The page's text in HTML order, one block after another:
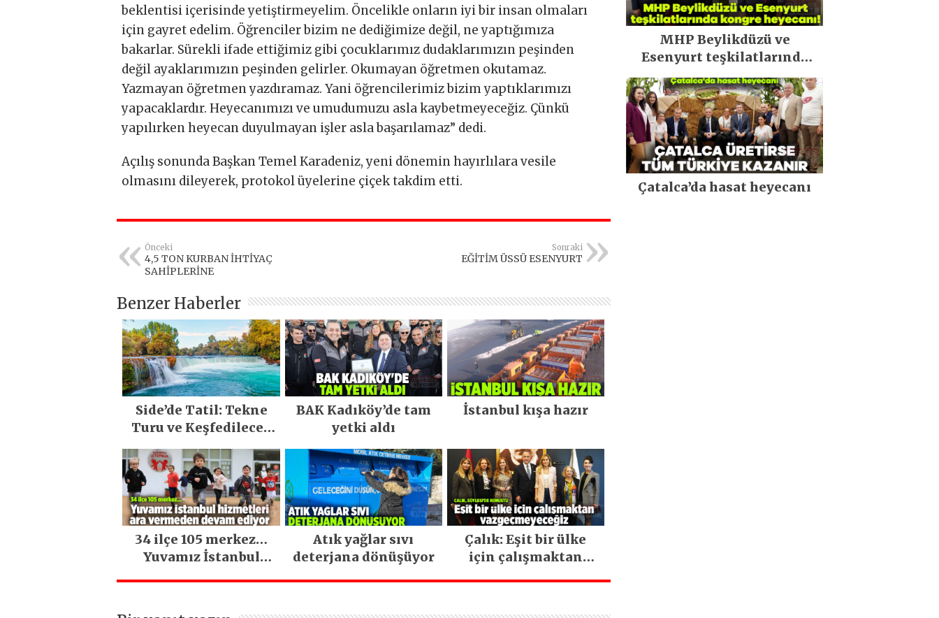
beklentisi içerisinde yetiştirmeyelim. Öncelikle onların iyi bir insan olmaları
için gayret edelim. Öğrenciler bizim ne dediğimize değil, ne yaptığımıza
bakarlar. Sürekli ifade ettiğimiz gibi çocuklarımız dudaklarımızın peşinden
değil ayaklarımızın peşinden gelirler. Okumayan öğretmen okutamaz.
Yazmayan öğretmen yazdıramaz. Yani öğrencilerimiz bizim yaptıklarımızı
yapacaklardır. Heyecanımızı ve umudumuzu asla kaybetmeyeceğiz. Çünkü
yapılırken heyecan duyulmayan işler asla başarılamaz” dedi.
Açılış sonunda Başkan Temel Karadeniz, yeni dönemin hayırlılara vesile
olmasını dileyerek, protokol üyelerine çiçek takdim etti.
Önceki
4,5 TON KURBAN İHTİYAÇ
SAHİPLERİNE
Sonraki
EĞİTİM ÜSSÜ ESENYURT
Benzer Haberler
Side’de Tatil: Tekne
Turu ve Keşfedilecek
BAK Kadıköy’de tam
yetki aldı
İstanbul kışa hazır
34 ilçe 105 merkez…
Yuvamız İstanbul
Atık yağlar sıvı
deterjana dönüşüyor
Çalık: Eşit bir ülke
için çalışmaktan
MHP Beylikdüzü ve
Esenyurt teşkilatlarında
kongre heyecanı!
Çatalca’da hasat heyecanı